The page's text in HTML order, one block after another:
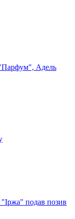
Адель
подав позив